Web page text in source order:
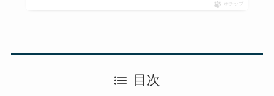
ポチップ
目次